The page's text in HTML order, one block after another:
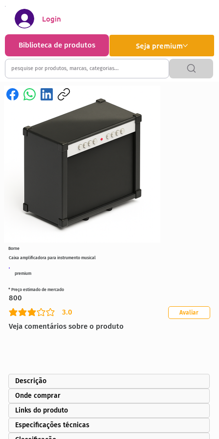
Seja premium
Biblioteca de produtos
Login
premium
Caixa amplificadora para instrumento musical
3.0
classificação média é 3 de 5
Veja comentários sobre o produto
Avaliar
* Preço estimado de mercado
800
Borne
Descrição
Onde comprar
Links do produto
Especificações técnicas